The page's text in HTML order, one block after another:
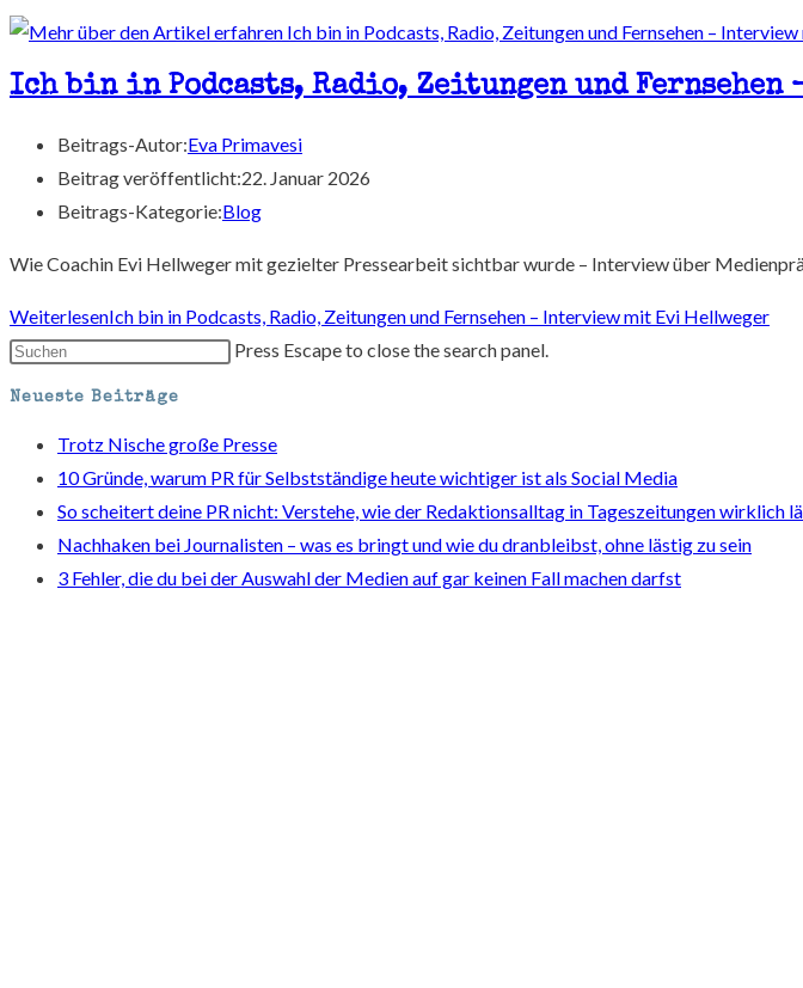
Ich bin in Podcasts, Radio, Zeitungen und
Beitrags-Autor:Eva Primavesi
Beitrag veröffentlicht:22. Januar 2026
Beitrags-Kategorie:Blog
Wie Coachin Evi Hellweger mit gezielter Pressearbeit sichtbar wurde – Interview über
WeiterlesenIch bin in Podcasts, Radio, Zeitungen und Fernsehen – Interview mit Evi Hellweger
Press Escape to close the search panel.
Neueste Beiträge
Trotz Nische große Presse
10 Gründe, warum PR für Selbstständige heute wichtiger ist als Social Media
So scheitert deine PR nicht: Verstehe, wie der Redaktionsalltag in Tageszeitungen wirklich
Nachhaken bei Journalisten – was es bringt und wie du dranbleibst, ohne lästig zu sein
3 Fehler, die du bei der Auswahl der Medien auf gar keinen Fall machen darfst